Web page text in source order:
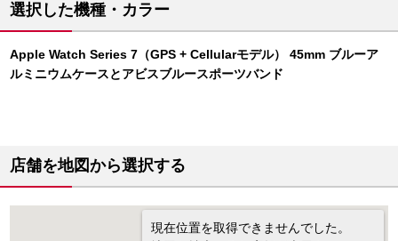
選択した機種・カラー
Apple Watch Series 7（GPS + Cellularモデル） 45mm ブルーア
ルミニウムケースとアビスブルースポーツバンド
店舗を地図から選択する
現在位置を取得できませんでした。